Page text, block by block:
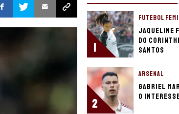
1
FUTEBOL
Jaqueline
do
Santos
2
ARSENAL
Gabriel
o